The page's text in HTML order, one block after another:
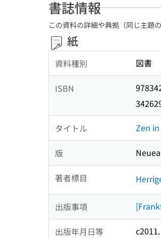
書誌情報
この資料の詳細や典拠（同じ主題
紙
資料種別 図書
ISBN
タイトル Zen
版
著者標目
出版事項
出版年月日等 c2011.